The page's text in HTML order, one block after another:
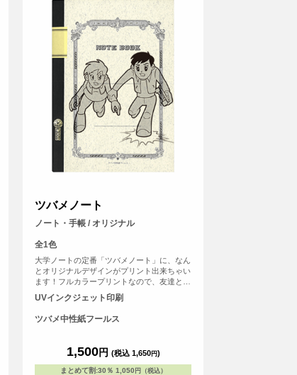
ツバメノート
ノート・手帳 / オリジナル
全1色
大学ノートの定番「ツバメノート」に、なん
とオリジナルデザインがプリント出来ちゃい
ます！フルカラープリントなので、友達との
写真やデジタルのグラフィックもプリント可
能。 持っていればクラスの人気者になれる
こと間違いなしのアイテムです。
UVインクジェット印刷
ツバメ中性紙フールス
1,500円 (税込 1,650円)
まとめて割:30％ 1,050 円（税込）